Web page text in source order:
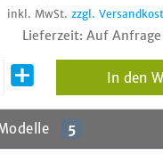
inkl. MwSt. zzgl.
Lieferzeit: Auf Anfrage
In den
5